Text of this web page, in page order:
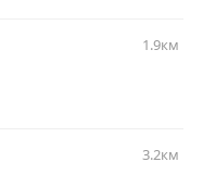
1.9км
3.2км